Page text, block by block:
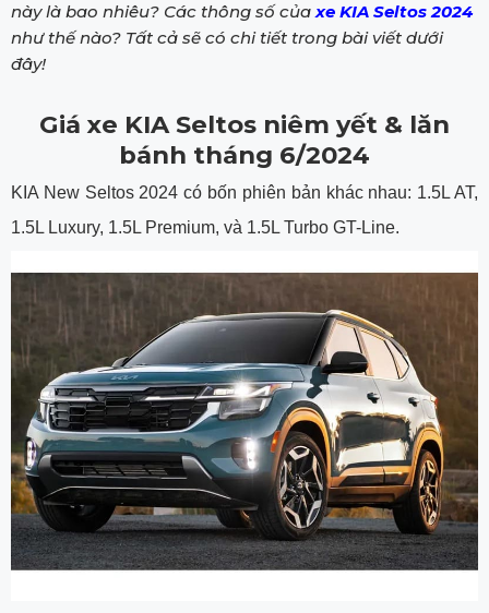
này là bao nhiêu? Các thông số củaxe KIA Seltos 2024
như thế nào? Tất cả sẽ có chi tiết trong bài viết dưới
đây!
Giá xe KIA Seltos niêm yết & lăn
bánh tháng 6/2024
KIA New Seltos 2024 có bốn phiên bản khác nhau: 1.5L AT,
1.5L Luxury, 1.5L Premium, và 1.5L Turbo GT-Line.